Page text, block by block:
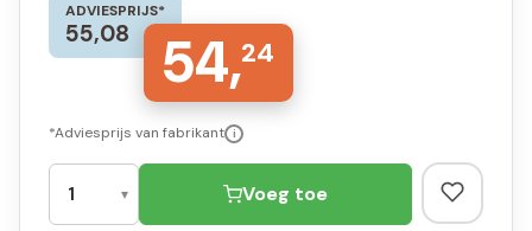
ADVIESPRIJS*
55,08 54,24
*Adviesprijs van fabrikant i
Voeg toe